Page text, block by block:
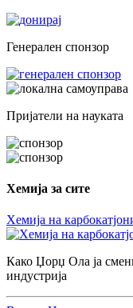
Генерален спонзор
Пријатели на науката
Хемија за сите
Хемија на
Како Џорџ Ола ја
индустрија